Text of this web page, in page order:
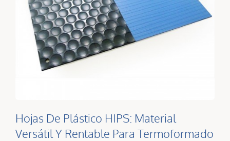
Hojas De Plástico HIPS: Material
Versátil Y Rentable Para Termoformado